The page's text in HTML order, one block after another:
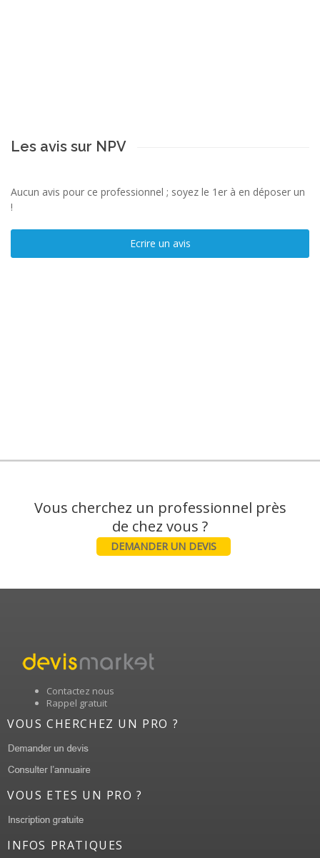
Les avis sur NPV
Aucun avis pour ce professionnel ; soyez le 1er à en déposer un
!
Ecrire un avis
Vous cherchez un professionnel près
DEMANDER UN DEVIS
Contactez nous
Rappel gratuit
VOUS CHERCHEZ UN PRO ?
VOUS ETES UN PRO ?
INFOS PRATIQUES